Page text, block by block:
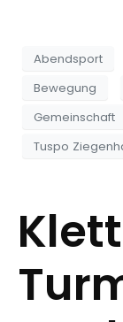
18.
Abendsport
Bewegung
Gemeinschaft
Tuspo